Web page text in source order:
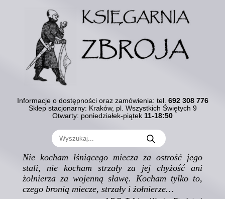
Informacje o dostępności oraz zamówienia: tel. 692 308 776
Sklep stacjonarny: Kraków, pl. Wszystkich Świętych 9
Otwarty: poniedziałek-piątek 11-18:50
Nie kocham lśniącego miecza za ostrość jego
stali, nie kocham strzały za jej chyżość ani
żołnierza za wojenną sławę. Kocham tylko to,
czego bronią miecze, strzały i żołnierze…